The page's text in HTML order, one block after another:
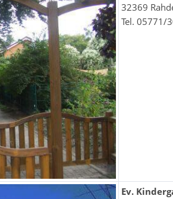
32369
Tel. 05771/
Ev.